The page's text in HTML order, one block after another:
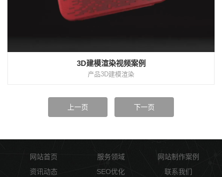
3D建模渲染视频案例
产品3D建模渲染
上一页 下一页
网站首页 服务领域
网站制作案例
资讯动态
SEO优化 联系我们